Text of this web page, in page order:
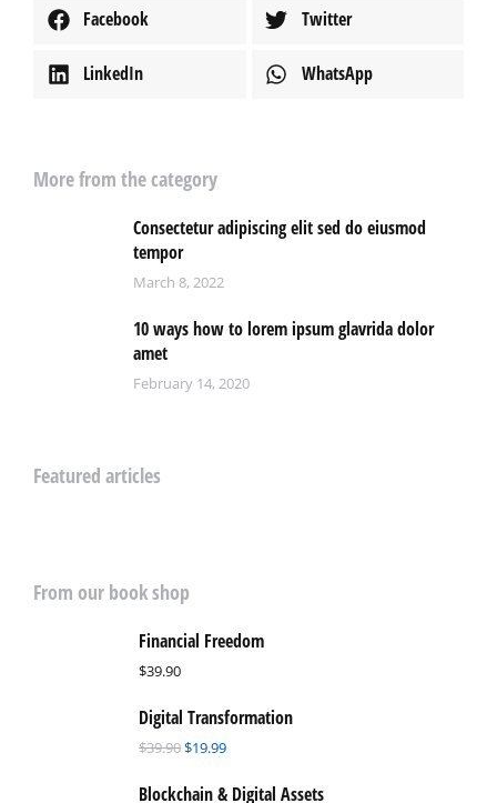
Facebook Twitter
LinkedIn WhatsApp
More from the category
Consectetur adipiscing elit sed do eiusmod
tempor
March 8, 2022
10 ways how to lorem ipsum glavrida dolor
amet
February 14, 2020
Featured articles
From our book shop
Financial Freedom
$39.90
Digital Transformation
$39.90$19.99
Blockchain & Digital Assets